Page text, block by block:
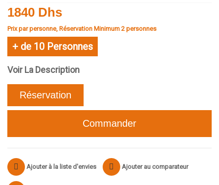
1840 Dhs
Prix par personne, Réservation Minimum 2 personnes
+ de 10 Personnes
Voir La Description
Réservation
Commander
Ajouter à la liste d'envies Ajouter au comparateur